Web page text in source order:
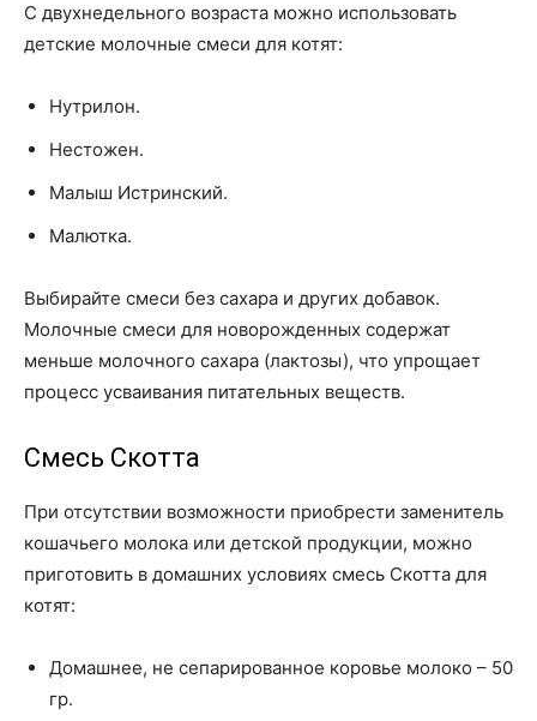
С двухнедельного возраста можно использовать
детские молочные смеси для котят:
Нутрилон.
Нестожен.
Малыш Истринский.
Малютка.
Выбирайте смеси без сахара и других добавок.
Молочные смеси для новорожденных содержат
меньше молочного сахара (лактозы), что упрощает
процесс усваивания питательных веществ.
Смесь Скотта
При отсутствии возможности приобрести заменитель
кошачьего молока или детской продукции, можно
приготовить в домашних условиях смесь Скотта для
котят:
Домашнее, не сепарированное коровье молоко – 50
гр.